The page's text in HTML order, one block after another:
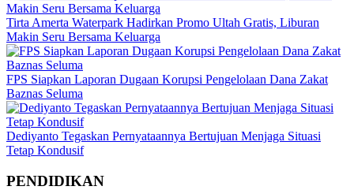
Tirta Amerta Waterpark Hadirkan Promo Ultah Gratis, Liburan
Makin Seru Bersama Keluarga
FPS Siapkan Laporan Dugaan Korupsi Pengelolaan Dana Zakat
Baznas Seluma
Dediyanto Tegaskan Pernyataannya Bertujuan Menjaga Situasi
Tetap Kondusif
PENDIDIKAN